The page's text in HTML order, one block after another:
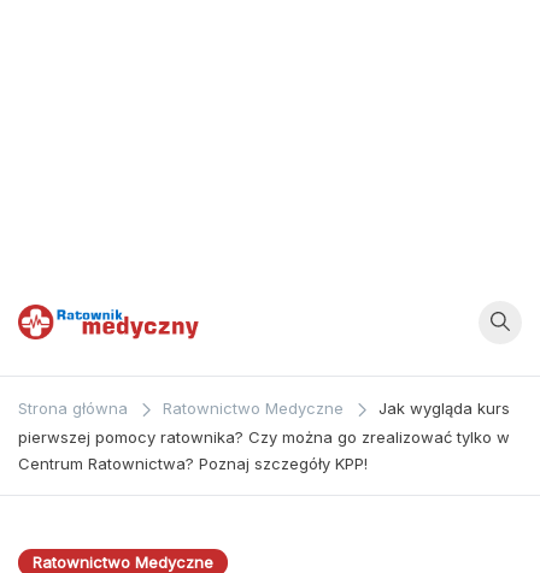
Ratownik
Medyczny
zagadnieniom z
dziedziny
medycyny oraz
ratownictwa
Strona główna Ratownictwo Medyczne
Jak wygląda kurs
pierwszej pomocy ratownika? Czy można go zrealizować tylko w
Centrum Ratownictwa? Poznaj szczegóły KPP!
Ratownictwo Medyczne